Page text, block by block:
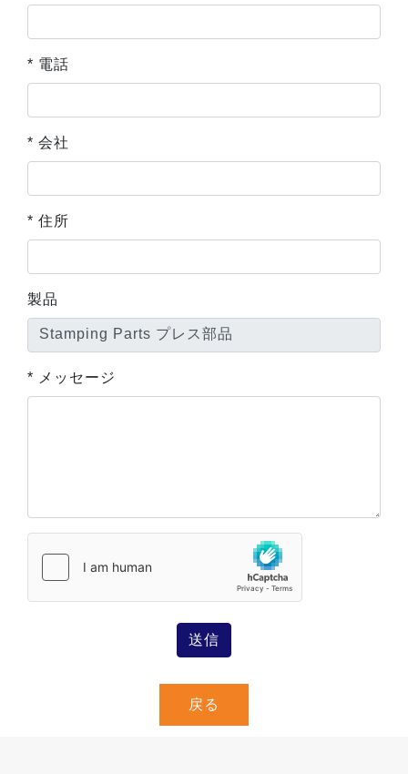
* 電話
* 会社
* 住所
製品
* メッセージ
送信
戻る